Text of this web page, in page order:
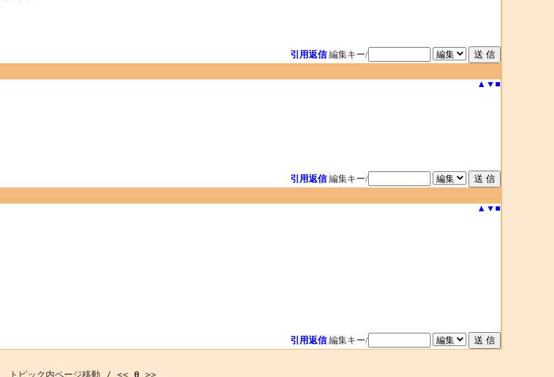
引用返信 編集キー/
▲ ▼ ■
引用返信 編集キー/
▲ ▼ ■
引用返信 編集キー/
トピック内ページ移動 / << 0 >>